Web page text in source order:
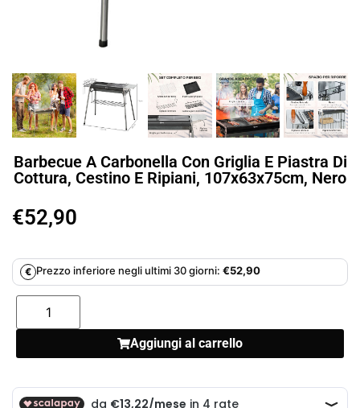
Barbecue A Carbonella Con Griglia E Piastra Di
Cottura, Cestino E Ripiani, 107x63x75cm, Nero
€52,90
€ Prezzo inferiore negli ultimi 30 giorni: €52,90
Aggiungi al carrello